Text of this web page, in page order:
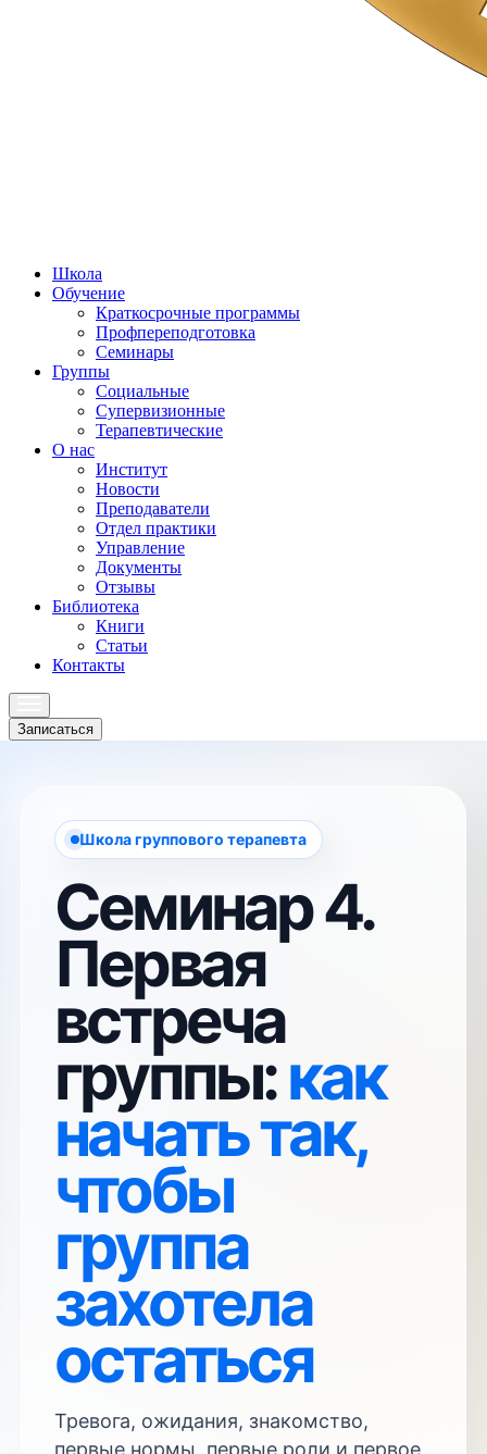
Школа
Обучение
Краткосрочные программы
Профпереподготовка
Семинары
Группы
Социальные
Супервизионные
Терапевтические
О нас
Институт
Новости
Преподаватели
Отдел практики
Управление
Документы
Отзывы
Библиотека
Книги
Статьи
Контакты
Записаться
Школа группового терапевта
Семинар 4.
Первая
встреча
группы:как
начать так,
чтобы
группа
захотела
остаться
Тревога, ожидания, знакомство,
первые нормы, первые роли и первое